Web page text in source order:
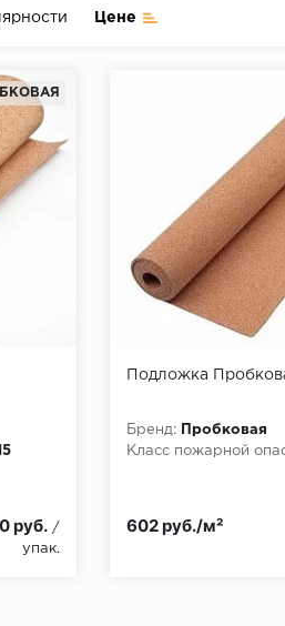
Цене
руб. /
упак.
Подложка
Бренд:
Пробковая
Класс пожарной
602 руб./м²